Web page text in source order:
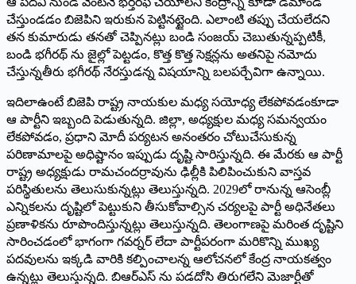
చేస్తుండడం బిజెపిని ఇరుకున పెట్టినట్టైంది. ఎలాంటి తప్పు చేయలేదని
తన కుమారుడు తనతో చెప్పినట్లు బండి సంజయ్ చెబుతున్నప్పటికీ,
బండి భగీరథ్ ను జైల్లో పెట్టడం, కొత్త కొత్త సెక్షన్లను అతనిపై నమోదు
చేస్తున్నతీరు భగీరథ్ నేరస్తుడన్న విషయాన్ని బలపర్చేవిగా ఉన్నాయి.
ఇదిలాఉంటే బిజెపి రాష్ట్ర నాయకుల మధ్య సయోధ్య లేకపోవడంకూడా
ఆ పార్టీని ఇబ్బంది పెడుతున్నది. జిల్లా, అధ్యక్షుల మధ్య సమన్వయం
లేకపోవడం, ప్రధాని మోదీ పర్యటన అనంతరం చోటుచేసుకున్న
పరిణామాలపై అధిష్టానం ఇప్పుడు దృష్టి సారిస్తున్నది. ఈ మేరకు ఆ పార్టీ
రాష్ట్ర అధ్యక్షుడు రామచందర్రావును ఢిల్లీకి పిలిపించుకుని వాస్తవ
పరిస్థితులను తెలుసుకున్నట్లు తెలుస్తున్నది. 2029లో రానున్న ఆసెంబ్లీ
ఎన్నికలను దృష్టిలో పెట్టుకుని తీసుకోవాల్సిన చర్యలపై పార్టీ అధినేతలు
ప్రణాళికను రూపొందిస్తున్నట్లు తెలుస్తున్నది. తెలంగాణపై మరింత దృష్టిని
సారించడంలో భాగంగా గవర్నర్ లేదా పార్టీపరంగా మరికొన్ని ముఖ్య
పదవులను ఇక్కడి వారికి కల్పించాలన్న ఆలోచనలో కేంద్ర నాయకత్వం
ఉన్నట్లు తెలుస్తున్నది. బిఆర్‌ఎస్ ను పడదోసి తిరుగలేని మెజార్టీతో